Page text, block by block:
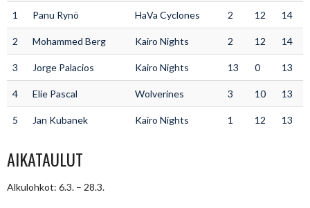
1 Panu Rynö HaVa Cyclones 2 12 14
2 Mohammed Berg Kairo Nights 2 12 14
3 Jorge Palacios Kairo Nights 13 0 13
4 Elie Pascal Wolverines 3 10 13
5 Jan Kubanek Kairo Nights 1 12 13
AIKATAULUT
Alkulohkot: 6.3. – 28.3.